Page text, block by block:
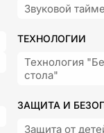
Звуковой
ТЕХНОЛОГИИ
Технология
стола"
ЗАЩИТА И
Защита от